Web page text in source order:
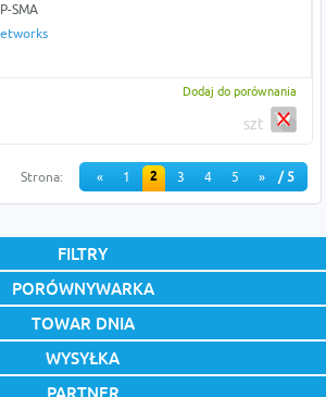
SMA
Dodaj do porównania
szt
Strona: « 1 2 3 4 5 » / 5
FILTRY
PORÓWNYWARKA
TOWAR DNIA
WYSYŁKA
PARTNER